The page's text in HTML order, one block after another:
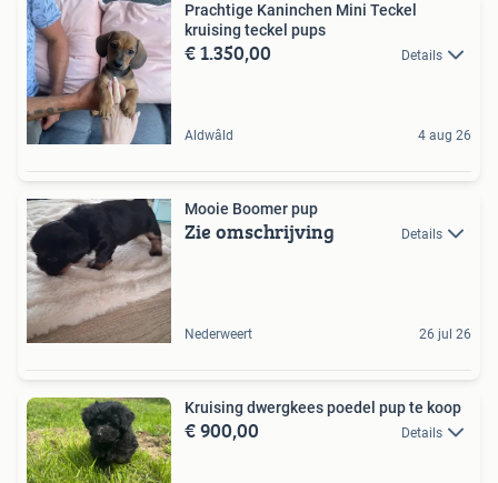
Prachtige Kaninchen Mini Teckel
kruising teckel pups
€ 1.350,00 Details
Aldwâld 4 aug 26
Mooie Boomer pup
Zie omschrijving Details
Nederweert 26 jul 26
Kruising dwergkees poedel pup te koop
€ 900,00 Details